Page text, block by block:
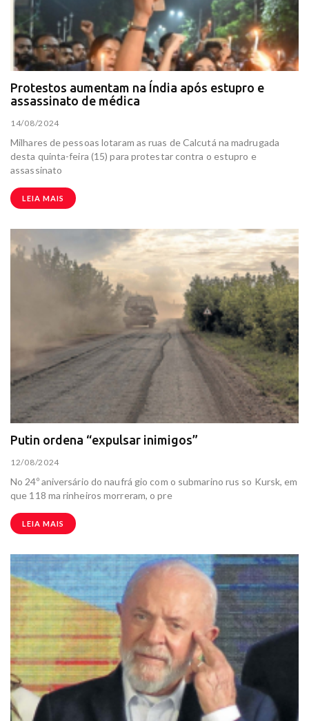
Protestos aumentam na Índia após estupro e
assassinato de médica
14/08/2024
Milhares de pessoas lotaram as ruas de Calcutá na madrugada
desta quinta-feira (15) para protestar contra o estupro e
assassinato
LEIA MAIS
Putin ordena “expulsar inimigos”
12/08/2024
No 24º aniversário do naufrá gio com o submarino rus so Kursk, em
que 118 ma rinheiros morreram, o pre
LEIA MAIS